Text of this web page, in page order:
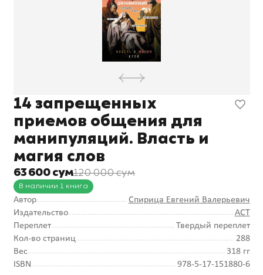
14 запрещенных
приемов общения для
манипуляций. Власть и
магия слов
63 600 сум120 000 сум
В наличии 1 книга
Автор
Спирица Евгений Валерьевич
Издательство
АСТ
Переплет
Твердый переплет
Кол-во страниц
288
Вес
318 гг
ISBN
978-5-17-151880-6